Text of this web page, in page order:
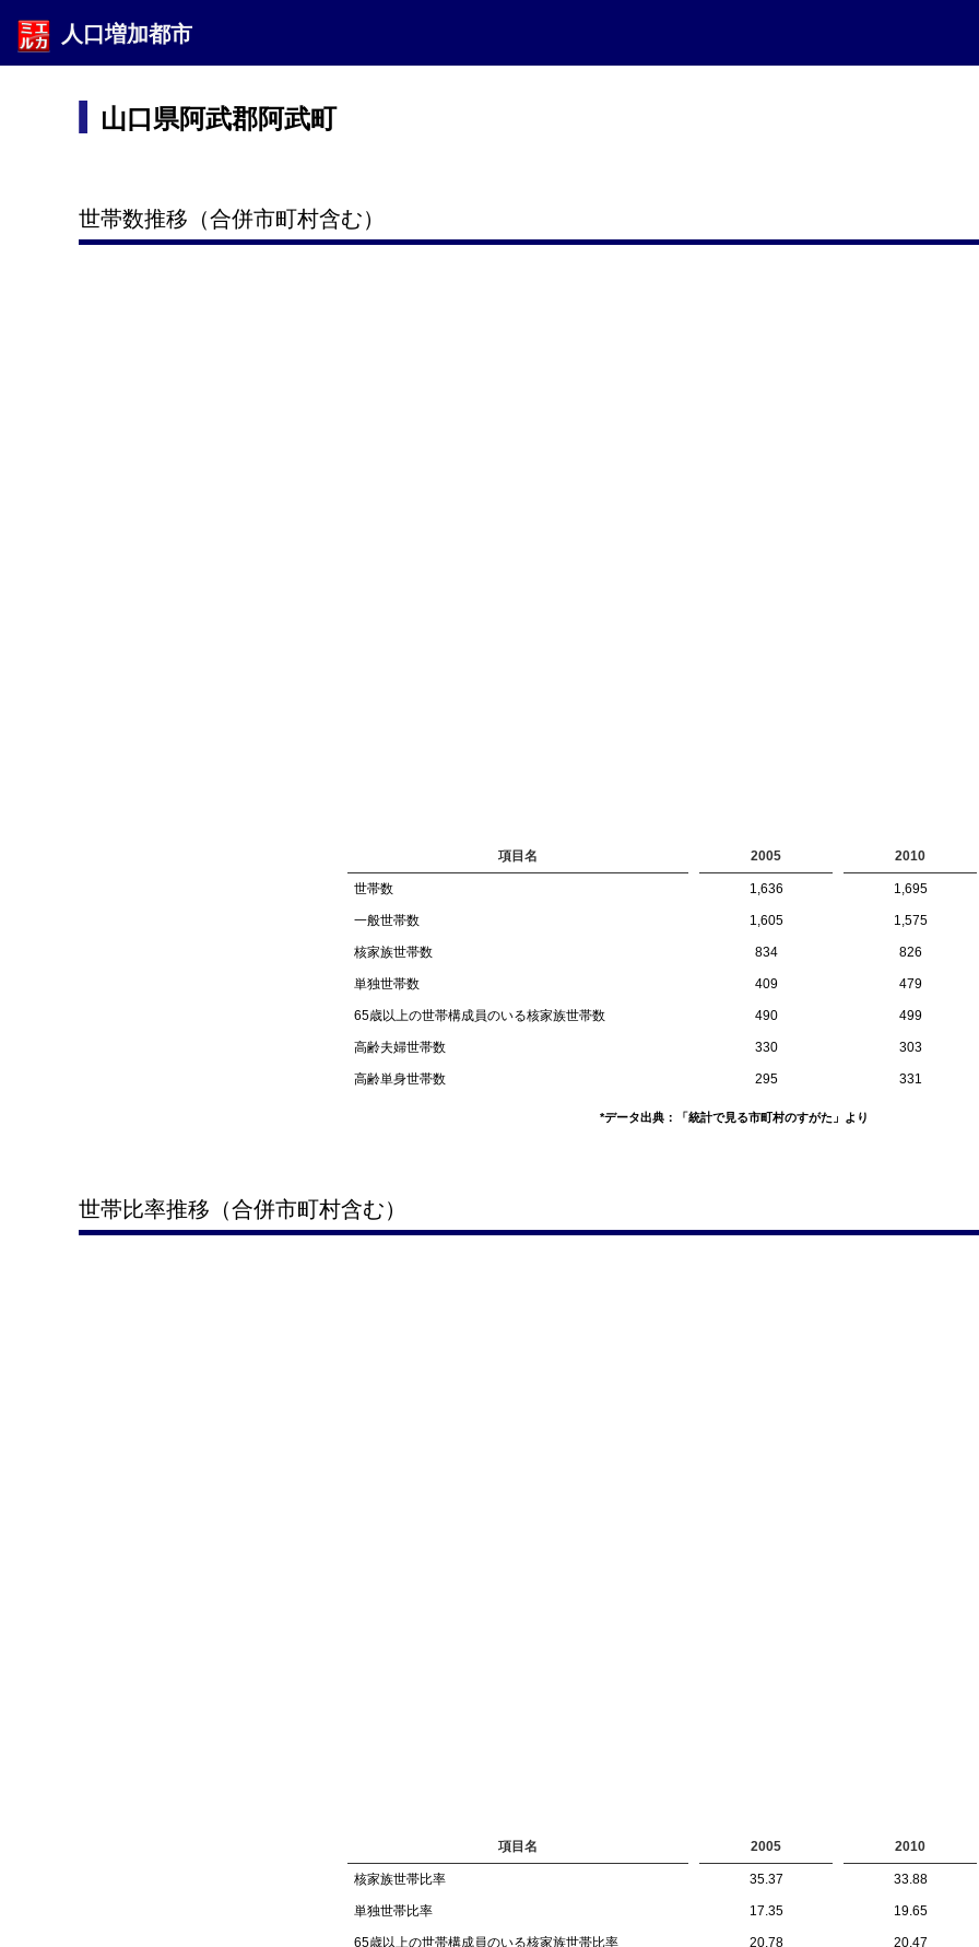
人口増加都市
山口県阿武郡阿武町
世帯数推移（合併市町村含む）
項目名 2005 2010
世帯数 1,636 1,695
一般世帯数 1,605 1,575
核家族世帯数 834 826
単独世帯数 409 479
65歳以上の世帯構成員のいる核家族世帯数 490 499
高齢夫婦世帯数 330 303
高齢単身世帯数 295 331
*データ出典：「統計で見る市町村のすがた」より
世帯比率推移（合併市町村含む）
項目名 2005 2010
核家族世帯比率 35.37 33.88
単独世帯比率 17.35 19.65
65歳以上の世帯構成員のいる核家族世帯比率 20.78 20.47